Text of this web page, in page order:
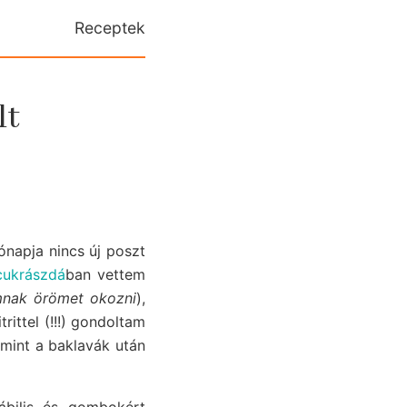
Receptek
nincs új poszt
ban vettem
örömet okozni),
(!!!) gondoltam
a baklavák után